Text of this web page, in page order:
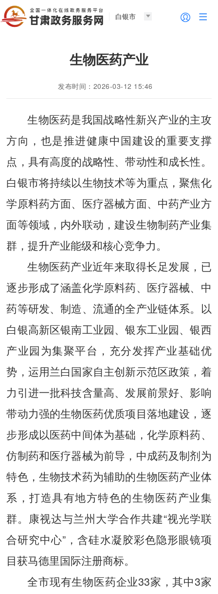
白银市
生物医药产业
发布时间：2026-03-12 15:46
生物医药是我国战略性新兴产业的主攻
方向，也是推进健康中国建设的重要支撑
点，具有高度的战略性、带动性和成长性。
白银市将持续以生物技术等为重点，聚焦化
学原料药方面、医疗器械方面、中药产业方
面等领域，内外联动，建设生物制药产业集
群，提升产业能级和核心竞争力。
生物医药产业近年来取得长足发展，已
逐步形成了涵盖化学原料药、医疗器械、中
药等研发、制造、流通的全产业链体系。以
白银高新区银南工业园、银东工业园、银西
产业园为集聚平台，充分发挥产业基础优
势，运用兰白国家自主创新示范区政策，着
力引进一批科技含量高、发展前景好、影响
带动力强的生物医药优质项目落地建设，逐
步形成以医药中间体为基础，化学原料药、
仿制药和医疗器械为前导，中成药及制剂为
特色，生物技术药为辅助的生物医药产业体
系，打造具有地方特色的生物医药产业集
群。康视达与兰州大学合作共建“视光学联
合研究中心”，含硅水凝胶彩色隐形眼镜项
目获马德里国际注册商标。
全市现有生物医药企业33家，其中3家